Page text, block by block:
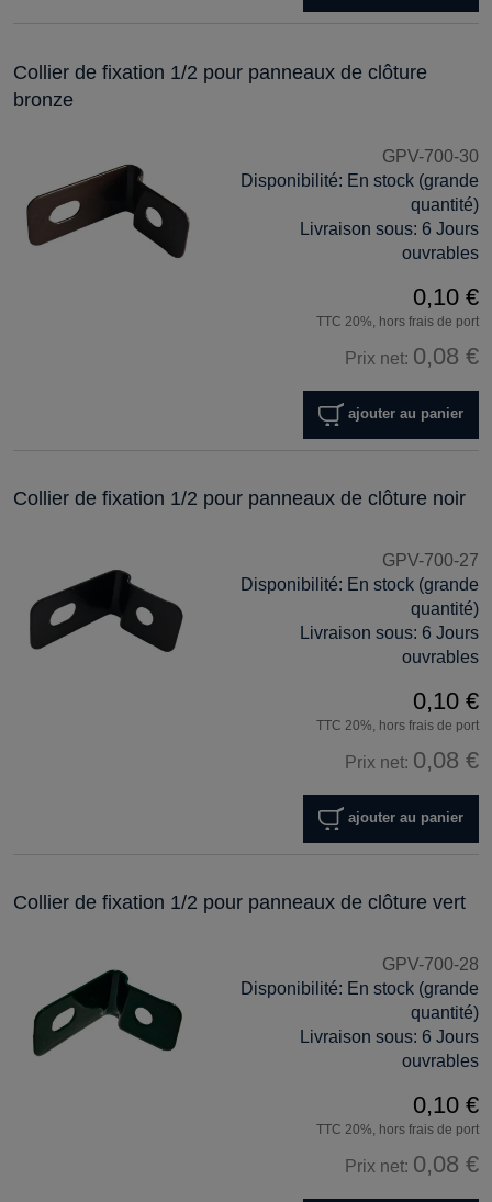
Collier de fixation 1/2 pour panneaux de clôture
bronze
GPV-700-30
Disponibilité: En stock (grande
quantité)
Livraison sous: 6 Jours
ouvrables
0,10 €
TTC 20%, hors frais de port
Prix net: 0,08 €
ajouter au panier
Collier de fixation 1/2 pour panneaux de clôture noir
GPV-700-27
Disponibilité: En stock (grande
quantité)
Livraison sous: 6 Jours
ouvrables
0,10 €
TTC 20%, hors frais de port
Prix net: 0,08 €
ajouter au panier
Collier de fixation 1/2 pour panneaux de clôture vert
GPV-700-28
Disponibilité: En stock (grande
quantité)
Livraison sous: 6 Jours
ouvrables
0,10 €
TTC 20%, hors frais de port
Prix net: 0,08 €